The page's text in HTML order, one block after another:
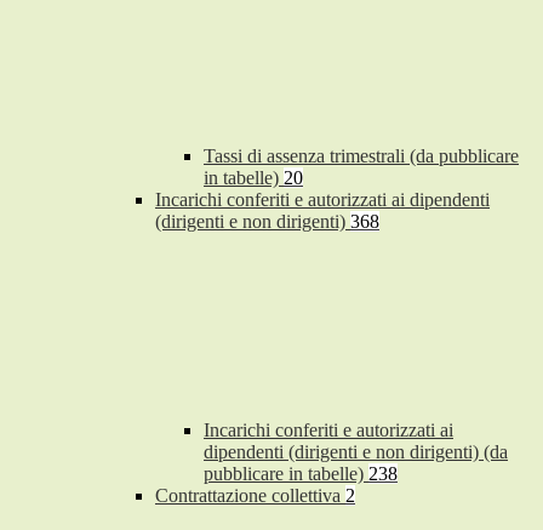
Tassi di assenza trimestrali (da pubblicare
in tabelle) 20
Incarichi conferiti e autorizzati ai dipendenti
(dirigenti e non dirigenti) 368
Incarichi conferiti e autorizzati ai
dipendenti (dirigenti e non dirigenti) (da
pubblicare in tabelle) 238
Contrattazione collettiva 2